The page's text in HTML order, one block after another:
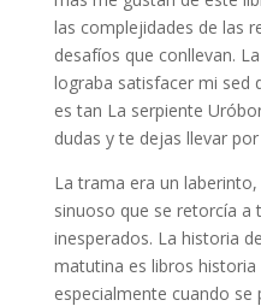
las complejidades de las
desafíos que conllevan.
lograba satisfacer mi sed
es tan La serpiente
dudas y te dejas llevar
La trama era un
sinuoso que se retorcía a
inesperados. La historia
matutina es libros
especialmente cuando